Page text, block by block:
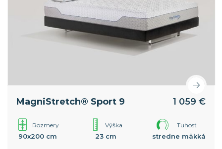
MagniStretch® Sport 9 1 059 €
Rozmery
90x200 cm
Výška
23 cm
Tuhosť
stredne mäkká